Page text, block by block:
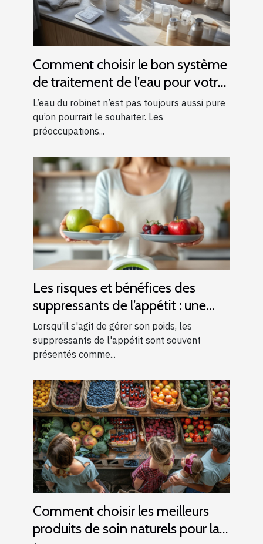
Comment choisir le bon système
de traitement de l'eau pour votre
foyer
L’eau du robinet n’est pas toujours aussi pure
qu’on pourrait le souhaiter. Les
préoccupations...
Les risques et bénéfices des
suppressants de l’appétit : une
analyse complète
Lorsqu'il s'agit de gérer son poids, les
suppressants de l'appétit sont souvent
présentés comme...
Comment choisir les meilleurs
produits de soin naturels pour la